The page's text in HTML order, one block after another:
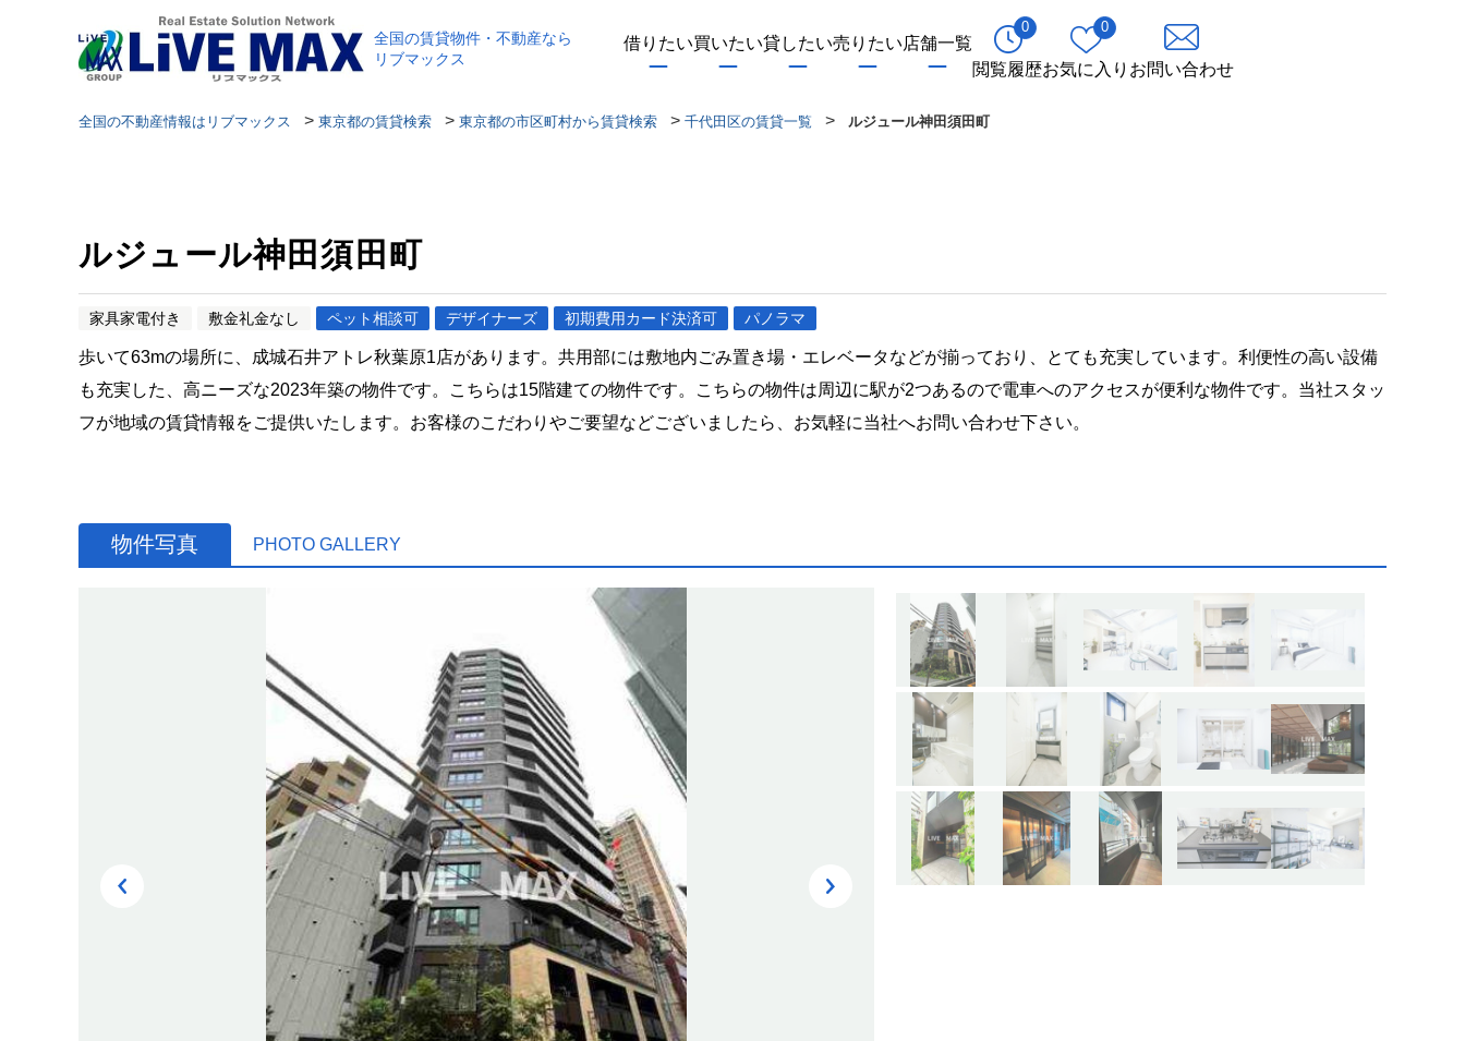
全国の賃貸物件・不動産なら
リブマックス
借りたい買いたい貸したい売りたい店舗一覧
0
閲覧履歴
0
お気に入り お問い合わせ
全国の不動産情報はリブマックス > 東京都の賃貸検索 > 東京都の市区町村から賃貸検索 > 千代田区の賃貸一覧 > ルジュール神田須田町
ルジュール神田須田町
家具家電付き 敷金礼金なし ペット相談可 デザイナーズ 初期費用カード決済可 パノラマ
歩いて63mの場所に、成城石井アトレ秋葉原1店があります。共用部には敷地内ごみ置き場・エレベータなどが揃っており、とても充実しています。利便性の高い設備
も充実した、高ニーズな2023年築の物件です。こちらは15階建ての物件です。こちらの物件は周辺に駅が2つあるので電車へのアクセスが便利な物件です。当社スタッ
フが地域の賃貸情報をご提供いたします。お客様のこだわりやご要望などございましたら、お気軽に当社へお問い合わせ下さい。
物件写真 PHOTO GALLERY